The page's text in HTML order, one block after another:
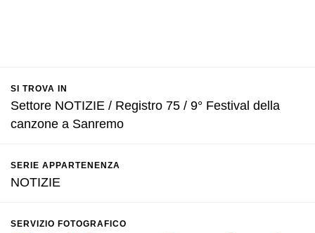
SI TROVA IN
Settore NOTIZIE / Registro 75 / 9° Festival della
canzone a Sanremo
SERIE APPARTENENZA
NOTIZIE
SERVIZIO FOTOGRAFICO